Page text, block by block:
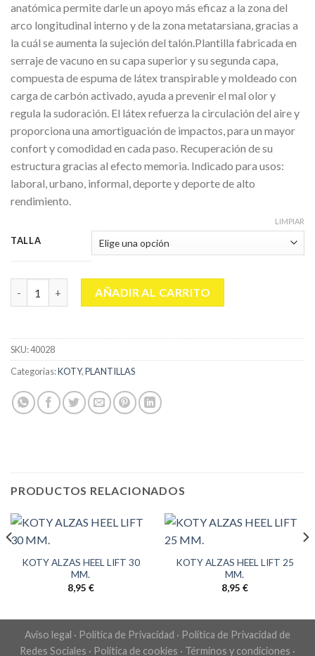
anatómica permite darle un apoyo más eficaz a la zona del
arco longitudinal interno y de la zona metatarsiana, gracias a
la cuál se aumenta la sujeción del talón.Plantilla fabricada en
serraje de vacuno en su capa superior y su segunda capa,
compuesta de espuma de látex transpirable y moldeado con
carga de carbón activado, ayuda a prevenir el mal olor y
regula la sudoración. El látex refuerza la circulación del aire y
proporciona una amortiguación de impactos, para un mayor
confort y comodidad en cada paso. Recuperación de su
estructura gracias al efecto memoria. Indicado para usos:
laboral, urbano, informal, deporte y deporte de alto
rendimiento.
TALLA
LIMPIAR
KOTY PLANTILLAS RELAX MOUNTAIN (42/49) cantidad
AÑADIR AL CARRITO
SKU:40028
Categorías:KOTY,PLANTILLAS
PRODUCTOS RELACIONADOS
KOTY ALZAS HEEL LIFT 30
MM.
8,95 €
KOTY ALZAS HEEL LIFT 25
MM.
8,95 €
Aviso legal · Política de Privacidad · Política de Privacidad de
Redes Sociales · Política de cookies · Términos y condiciones ·